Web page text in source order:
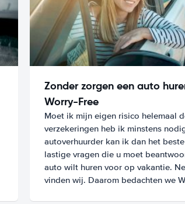
Zonder zorgen een auto
Worry-Free
Moet ik mijn eigen risico helemaal
verzekeringen heb ik minstens
autoverhuurder kan ik dan het
lastige vragen die u moet
auto wilt huren voor op vakantie.
vinden wij. Daarom bedachten we